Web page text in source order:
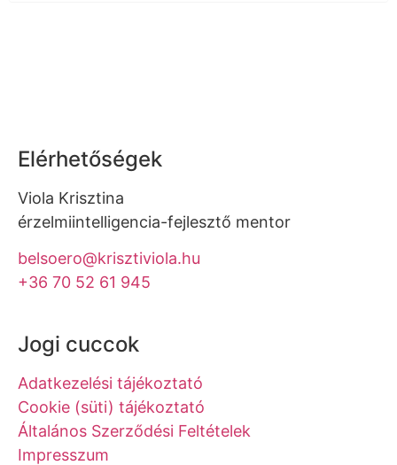
Elérhetőségek
Viola Krisztina
érzelmiintelligencia-fejlesztő mentor
belsoero@krisztiviola.hu
+36 70 52 61 945
Jogi cuccok
Adatkezelési tájékoztató
Cookie (süti) tájékoztató
Általános Szerződési Feltételek
Impresszum